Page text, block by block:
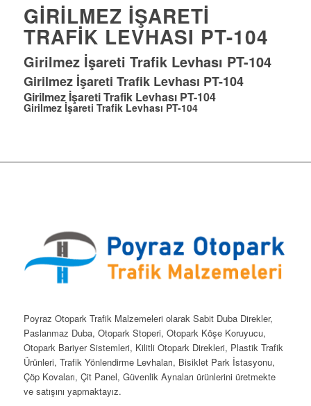
GIRILMEZ İŞARETI
TRAFIK LEVHASI PT-104
Girilmez İşareti Trafik Levhası PT-104
Girilmez İşareti Trafik Levhası PT-104
Girilmez İşareti Trafik Levhası PT-104
Girilmez İşareti Trafik Levhası PT-104
Poyraz Otopark Trafik Malzemeleri olarak Sabit Duba Direkler,
Paslanmaz Duba, Otopark Stoperi, Otopark Köşe Koruyucu,
Otopark Bariyer Sistemleri, Kilitli Otopark Direkleri, Plastik Trafik
Ürünleri, Trafik Yönlendirme Levhaları, Bisiklet Park İstasyonu,
Çöp Kovaları, Çit Panel, Güvenlik Aynaları ürünlerini üretmekte
ve satışını yapmaktayız.